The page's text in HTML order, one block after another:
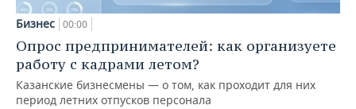
Бизнес 00:00
Опрос предпринимателей: как организуете
работу с кадрами летом?
Казанские бизнесмены — о том, как проходит для них
период летних отпусков персонала